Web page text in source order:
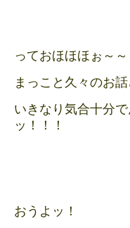
っておほほほぉ～～
まっこと久々のお
いきなり気合十分
ッ！！！
おうよッ！